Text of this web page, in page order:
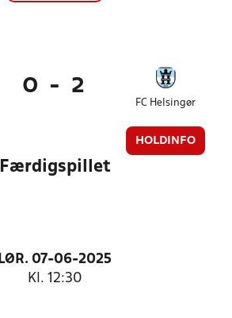
0 - 2
FC Helsingør
HOLDINFO
Færdigspillet
LØR. 07-06-2025
Kl. 12:30